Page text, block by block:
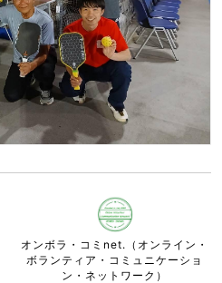
オンボラ・コミnet.（オンライン・
ボランティア・コミュニケーショ
ン・ネットワーク）